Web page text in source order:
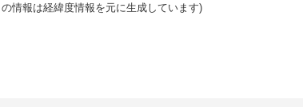
情報は経緯度情報を元に生成しています)